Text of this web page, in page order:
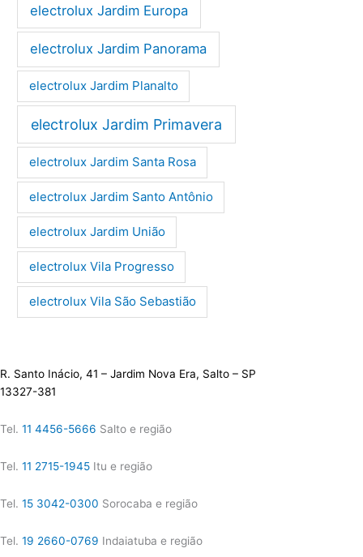
electrolux Jardim Europa
electrolux Jardim Panorama
electrolux Jardim Planalto
electrolux Jardim Primavera
electrolux Jardim Santa Rosa
electrolux Jardim Santo Antônio
electrolux Jardim União
electrolux Vila Progresso
electrolux Vila São Sebastião
R. Santo Inácio, 41 – Jardim Nova Era, Salto – SP
13327-381
Tel. 11 4456-5666 Salto e região
Tel. 11 2715-1945 Itu e região
Tel. 15 3042-0300 Sorocaba e região
Tel. 19 2660-0769 Indaiatuba e região